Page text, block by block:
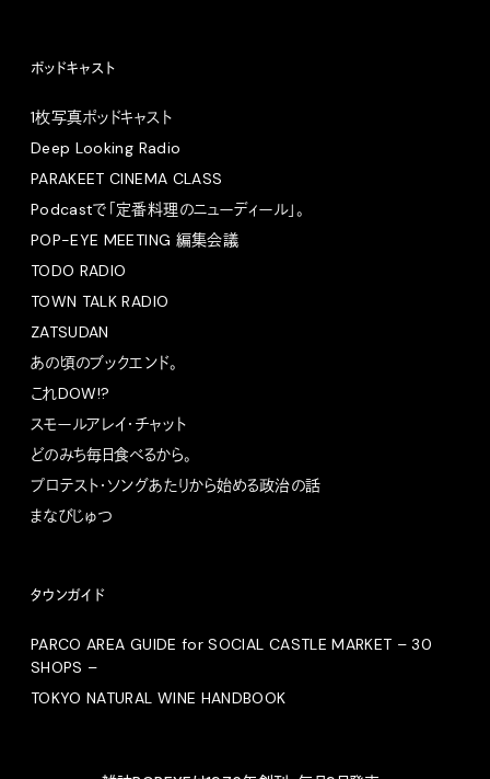
ポッドキャスト
1枚写真ポッドキャスト
Deep Looking Radio
PARAKEET CINEMA CLASS
Podcastで「定番料理のニューディール」。
POP-EYE MEETING 編集会議
TODO RADIO
TOWN TALK RADIO
ZATSUDAN
あの頃のブックエンド。
これDOW!?
スモールアレイ・チャット
どのみち毎日食べるから。
プロテスト・ソングあたりから始める政治の話
まなびじゅつ
タウンガイド
PARCO AREA GUIDE for SOCIAL CASTLE MARKET – 30
SHOPS –
TOKYO NATURAL WINE HANDBOOK